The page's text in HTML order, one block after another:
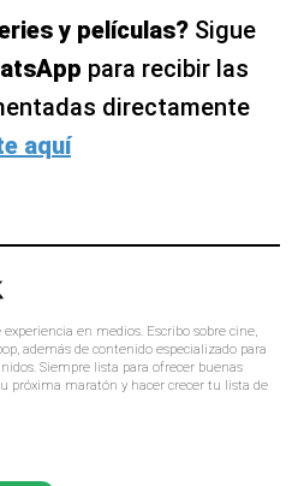
y películas? Sigue
para recibir las
directamente
aquí
en medios. Escribo sobre cine,
además de contenido especializado para
Siempre lista para ofrecer buenas
próxima maratón y hacer crecer tu lista de